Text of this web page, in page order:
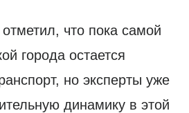
что пока самой
города остается
но эксперты уже
динамику в этой